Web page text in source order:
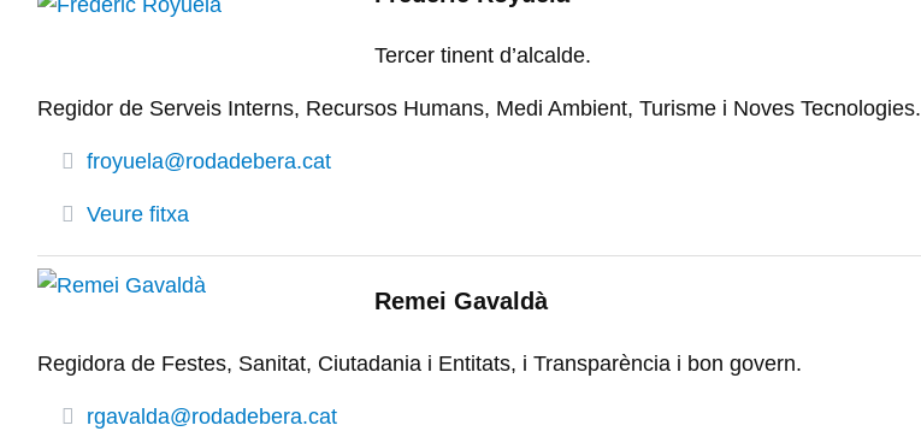
Tercer tinent d’alcalde.
Regidor de Serveis Interns, Recursos Humans, Medi Ambient, Turisme i Noves Tecnologies.
froyuela@rodadebera.cat
Veure fitxa
Remei Gavaldà
Regidora de Festes, Sanitat, Ciutadania i Entitats, i Transparència i bon govern.
rgavalda@rodadebera.cat